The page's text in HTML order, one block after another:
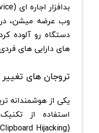
وب عرضه میشن،
دستگاه رو آلوده
های دارایی های
تروجان های
یکی از هوشمندانه
استفاده از